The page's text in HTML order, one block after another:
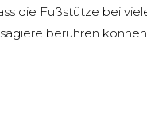
die Fußstütze bei
berühren